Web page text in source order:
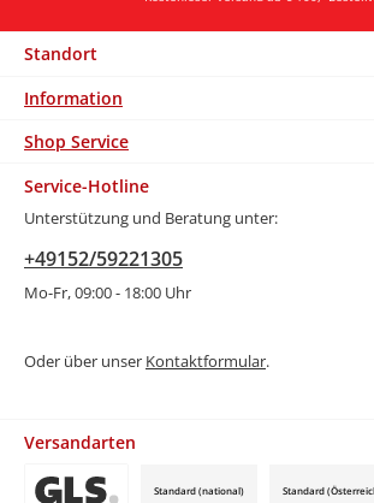
Standort
Information
Shop Service
Service-Hotline
Unterstützung und Beratung unter:
+49152/59221305
Mo-Fr, 09:00 - 18:00 Uhr
Oder über unser Kontaktformular.
Versandarten
Standard (national) Standard